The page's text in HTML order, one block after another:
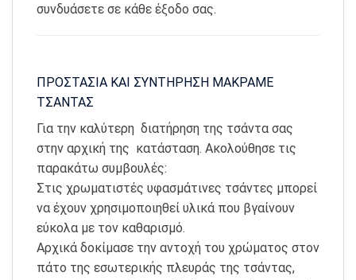
συνδυάσετε σε κάθε έξοδο σας.
ΠΡΟΣΤΑΣΙΑ ΚΑΙ ΣΥΝΤΗΡΗΣΗ ΜΑΚΡΑΜΕ
ΤΣΑΝΤΑΣ
Για την καλύτερη διατήρηση της τσάντα σας
στην αρχική της κατάσταση. Ακολούθησε τις
παρακάτω συμβουλές:
Στις χρωματιστές υφασμάτινες τσάντες μπορεί
να έχουν χρησιμοποιηθεί υλικά που βγαίνουν
εύκολα με τον καθαρισμό.
Αρχικά δοκίμασε την αντοχή του χρώματος στον
πάτο της εσωτερικής πλευράς της τσάντας,